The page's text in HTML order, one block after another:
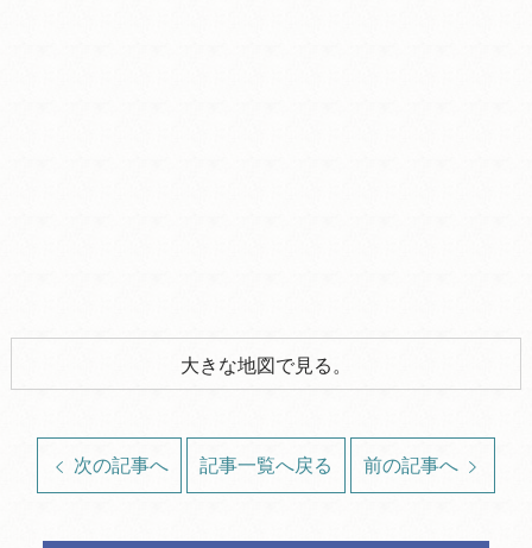
大きな地図で見る。
次の記事へ 記事一覧へ戻る 前の記事へ